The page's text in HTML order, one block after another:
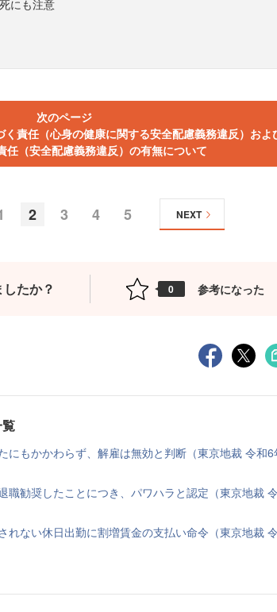
にも注意
次のページ
く責任（心身の健康に関する安全配慮義務違反）およ
任（安全配慮義務違反）の有無について
2 3 4 5 NEXT
たか？ 0 参考になった
にもかかわらず、解雇は無効と判断（東京地裁 令和6
職勧奨したことにつき、パワハラと認定（東京地裁
れない休日出勤に割増賃金の支払い命令（東京地裁